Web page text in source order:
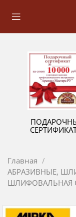
Главная
АБРАЗИВНЫЕ,
ШЛИФОВАЛЬНАЯ